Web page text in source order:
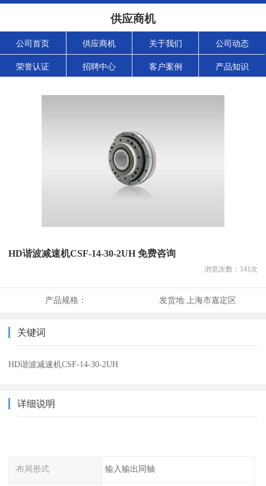
供应商机
公司首页 供应商机 关于我们 公司动态
荣誉认证 招聘中心 客户案例 产品知识
HD谐波减速机CSF-14-30-2UH 免费咨询
浏览次数： 141次
产品规格： 发货地: 上海市嘉定区
关键词
HD谐波减速机CSF-14-30-2UH
详细说明
布局形式 输入输出同轴